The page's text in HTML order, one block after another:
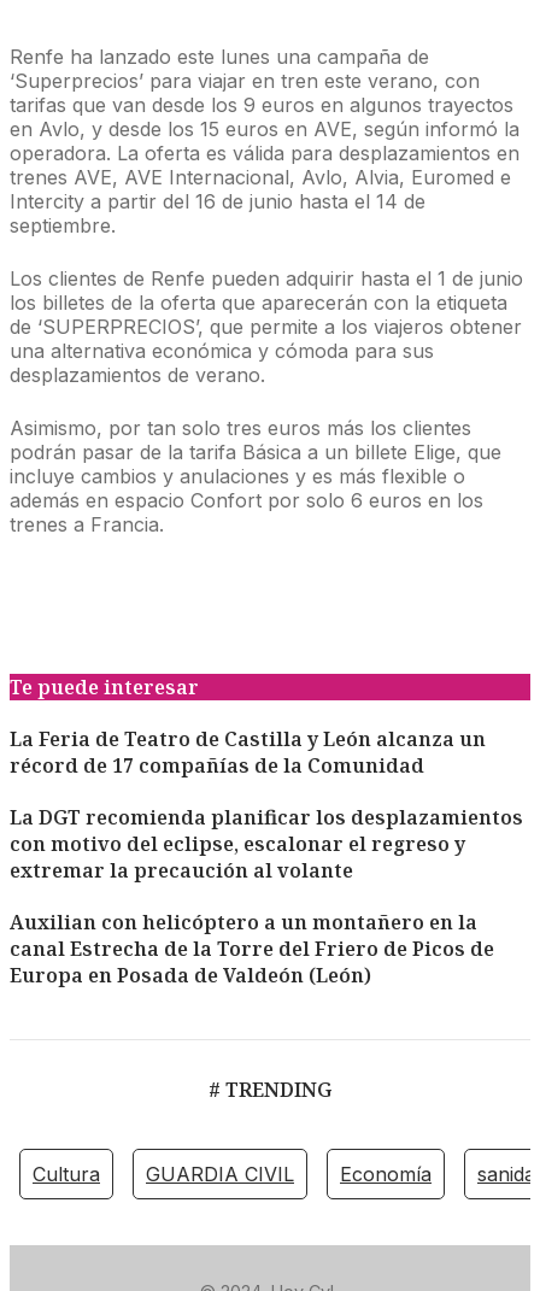
Renfe ha lanzado este lunes una campaña de
‘Superprecios’ para viajar en tren este verano, con
tarifas que van desde los 9 euros en algunos trayectos
en Avlo, y desde los 15 euros en AVE, según informó la
operadora. La oferta es válida para desplazamientos en
trenes AVE, AVE Internacional, Avlo, Alvia, Euromed e
Intercity a partir del 16 de junio hasta el 14 de
septiembre.
Los clientes de Renfe pueden adquirir hasta el 1 de junio
los billetes de la oferta que aparecerán con la etiqueta
de ‘SUPERPRECIOS’, que permite a los viajeros obtener
una alternativa económica y cómoda para sus
desplazamientos de verano.
Asimismo, por tan solo tres euros más los clientes
podrán pasar de la tarifa Básica a un billete Elige, que
incluye cambios y anulaciones y es más flexible o
además en espacio Confort por solo 6 euros en los
trenes a Francia.
Te puede interesar
La Feria de Teatro de Castilla y León alcanza un
récord de 17 compañías de la Comunidad
La DGT recomienda planificar los desplazamientos
con motivo del eclipse, escalonar el regreso y
extremar la precaución al volante
Auxilian con helicóptero a un montañero en la
canal Estrecha de la Torre del Friero de Picos de
Europa en Posada de Valdeón (León)
# TRENDING
Cultura GUARDIA CIVIL Economía